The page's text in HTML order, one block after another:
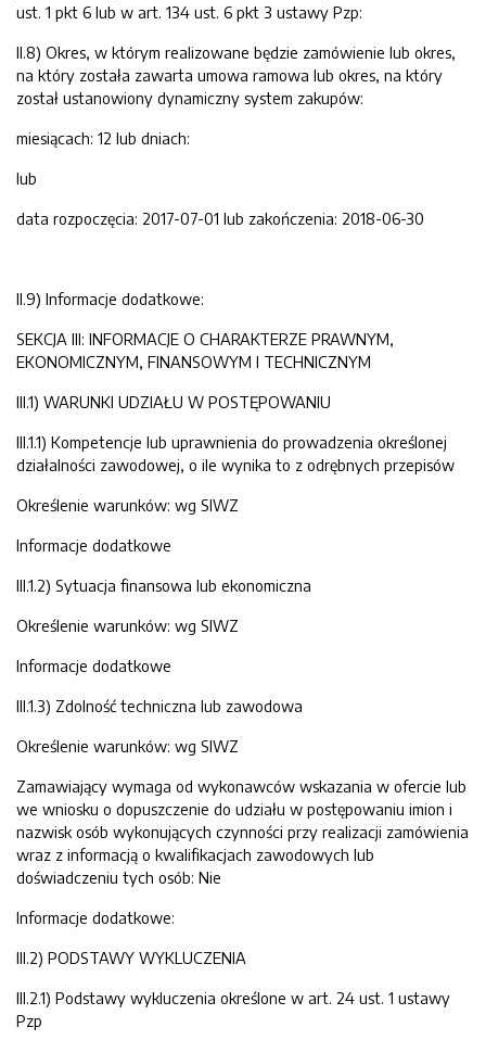
ust. 1 pkt 6 lub w art. 134 ust. 6 pkt 3 ustawy Pzp:
II.8) Okres, w którym realizowane będzie zamówienie lub okres,
na który została zawarta umowa ramowa lub okres, na który
został ustanowiony dynamiczny system zakupów:
miesiącach: 12 lub dniach:
lub
data rozpoczęcia: 2017-07-01 lub zakończenia: 2018-06-30
II.9) Informacje dodatkowe:
SEKCJA III: INFORMACJE O CHARAKTERZE PRAWNYM,
EKONOMICZNYM, FINANSOWYM I TECHNICZNYM
III.1) WARUNKI UDZIAŁU W POSTĘPOWANIU
III.1.1) Kompetencje lub uprawnienia do prowadzenia określonej
działalności zawodowej, o ile wynika to z odrębnych przepisów
Określenie warunków: wg SIWZ
Informacje dodatkowe
III.1.2) Sytuacja finansowa lub ekonomiczna
Określenie warunków: wg SIWZ
Informacje dodatkowe
III.1.3) Zdolność techniczna lub zawodowa
Określenie warunków: wg SIWZ
Zamawiający wymaga od wykonawców wskazania w ofercie lub
we wniosku o dopuszczenie do udziału w postępowaniu imion i
nazwisk osób wykonujących czynności przy realizacji zamówienia
wraz z informacją o kwalifikacjach zawodowych lub
doświadczeniu tych osób: Nie
Informacje dodatkowe:
III.2) PODSTAWY WYKLUCZENIA
III.2.1) Podstawy wykluczenia określone w art. 24 ust. 1 ustawy
Pzp